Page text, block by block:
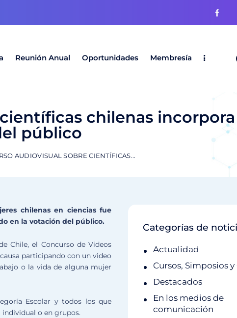
Reunión Anual Oportunidades Membresía
chilenas incorpora
público
AUDIOVISUAL SOBRE CIENTÍFICAS...
chilenas en ciencias fue
en la votación del público.
Chile, el Concurso de Videos
participando con un video
o la vida de alguna mujer
Escolar y todos los que
individual o en grupos.
Categorías de
Actualidad
Cursos, Simposios
Destacados
En los medios de
comunicación